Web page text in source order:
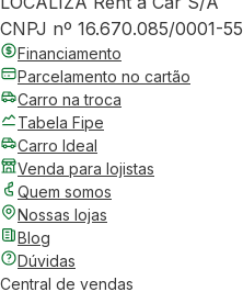
CNPJ nº 16.670.085/0001-55
Financiamento
Parcelamento no cartão
Carro na troca
Tabela Fipe
Carro Ideal
Venda para lojistas
Quem somos
Nossas lojas
Blog
Dúvidas
Central de vendas